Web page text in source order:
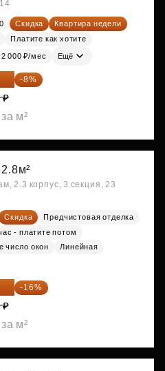
Скидка
Квартира недели
Платите как хотите
2 000 ₽/мес Ещё
₽ -8%
₽
м²
2.3 корпус, 3 секция, 23
Скидка
Предчистовая отделка
- платите потом
число окон
Линейная
₽ -16%
₽
м²